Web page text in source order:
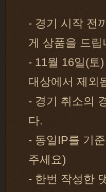
- 경기 시작 전
게 상품을 드립
- 11월 16일(토
대상에서 제외
- 경기 취소의
다.
- 동일IP를 기
주세요)
- 한번 작성한